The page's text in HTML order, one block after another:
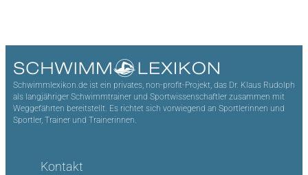
Schwimmlexikon.de ist ein privates, non-profit-Projekt, das Dr. Klaus Rudolph
als langjähriger Schwimmtrainer und Sportwissenschaftler zusammen mit
Weggefährten bereitstellt. Es richtet sich vorwiegend an Sportlerinnen und
Sportler, Trainer und Trainerinnen.
Kontakt